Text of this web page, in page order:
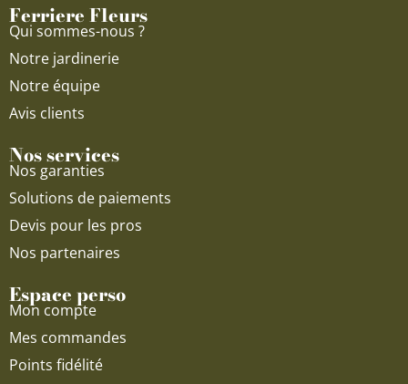
Ferriere Fleurs
Qui sommes-nous ?
Notre jardinerie
Notre équipe
Avis clients
Nos services
Nos garanties
Solutions de paiements
Devis pour les pros
Nos partenaires
Espace perso
Mon compte
Mes commandes
Points fidélité